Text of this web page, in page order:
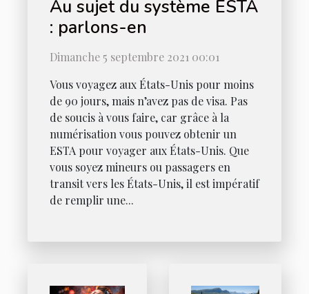
Au sujet du système ESTA
: parlons-en
Dimanche 5 septembre 2021 00:01
Vous voyagez aux États-Unis pour moins
de 90 jours, mais n’avez pas de visa. Pas
de soucis à vous faire, car grâce à la
numérisation vous pouvez obtenir un
ESTA pour voyager aux États-Unis. Que
vous soyez mineurs ou passagers en
transit vers les États-Unis, il est impératif
de remplir une...